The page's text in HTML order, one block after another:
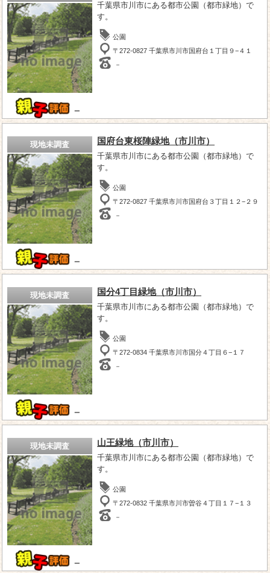
－
千葉県市川市にある都市公園（都市緑地）で
す。
公園
〒272-0827 千葉県市川市国府台１丁目９−４１
－
現地未調査
－
国府台東桜陣緑地（市川市）
千葉県市川市にある都市公園（都市緑地）で
す。
公園
〒272-0827 千葉県市川市国府台３丁目１２−２９
－
現地未調査
－
国分4丁目緑地（市川市）
千葉県市川市にある都市公園（都市緑地）で
す。
公園
〒272-0834 千葉県市川市国分４丁目６−１７
－
現地未調査
－
山王緑地（市川市）
千葉県市川市にある都市公園（都市緑地）で
す。
公園
〒272-0832 千葉県市川市曽谷４丁目１７−１３
－